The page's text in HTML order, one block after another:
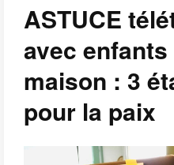
ASTUCE
avec enfants
maison : 3
pour la paix